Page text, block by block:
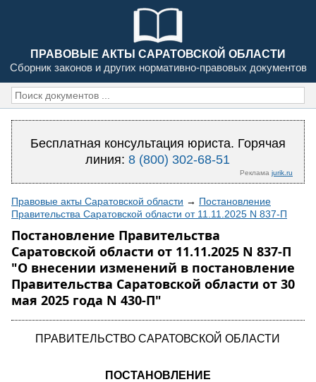
ПРАВОВЫЕ АКТЫ САРАТОВСКОЙ ОБЛАСТИ
Сборник законов и других нормативно-правовых документов
Бесплатная консультация юриста. Горячая
линия:8 (800) 302-68-51
Реклама jurik.ru
Правовые акты Саратовской области → Постановление
Правительства Саратовской области от 11.11.2025 N 837-П
Постановление Правительства
Саратовской области от 11.11.2025 N 837-П
"О внесении изменений в постановление
Правительства Саратовской области от 30
мая 2025 года N 430-П"
ПРАВИТЕЛЬСТВО САРАТОВСКОЙ ОБЛАСТИ
ПОСТАНОВЛЕНИЕ